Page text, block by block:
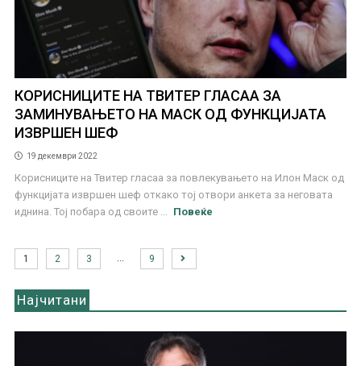
КОРИСНИЦИТЕ НА ТВИТЕР ГЛАСАА ЗА
ЗАМИНУВАЊЕТО НА МАСК ОД ФУНКЦИЈАТА
ИЗВРШЕН ШЕФ
19 декември 2022
Корисниците на Твитер гласаа за повлекувањето на Илон Маск од
функцијата извршен шеф откако тој отвори анкета за неговата
иднина. Тој побара од своите ...
Повеќе
1 2 3 9
Најчитани